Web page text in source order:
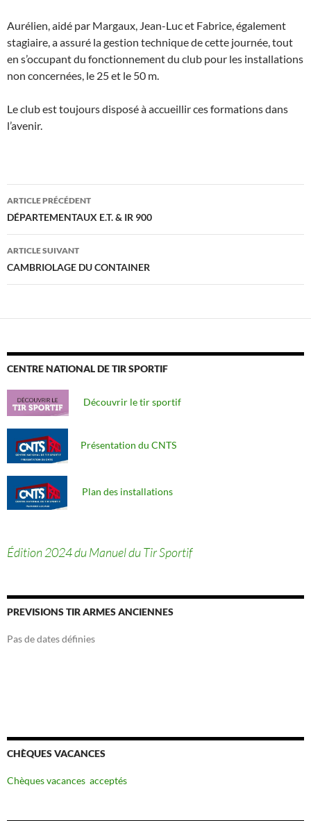
Aurélien, aidé par Margaux, Jean-Luc et Fabrice, également
stagiaire, a assuré la gestion technique de cette journée, tout
en s’occupant du fonctionnement du club pour les installations
non concernées, le 25 et le 50 m.
Le club est toujours disposé à accueillir ces formations dans
l’avenir.
Navigation
des
articles
ARTICLE PRÉCÉDENT
DÉPARTEMENTAUX E.T. & IR 900
ARTICLE SUIVANT
CAMBRIOLAGE DU CONTAINER
CENTRE NATIONAL DE TIR SPORTIF
Découvrir le tir sportif
Présentation du CNTS
Plan des installations
Édition 2024 du Manuel du Tir Sportif
PREVISIONS TIR ARMES ANCIENNES
Pas de dates définies
CHÈQUES VACANCES
Chèques vacances acceptés